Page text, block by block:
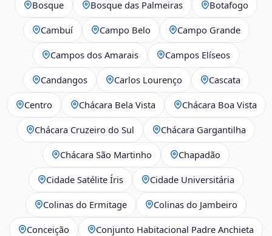
Bosque Bosque das Palmeiras Botafogo
Cambuí Campo Belo Campo Grande
Campos dos Amarais Campos Elíseos
Candangos Carlos Lourenço Cascata
Centro Chácara Bela Vista Chácara Boa Vista
Chácara Cruzeiro do Sul Chácara Gargantilha
Chácara São Martinho Chapadão
Cidade Satélite Íris Cidade Universitária
Colinas do Ermitage Colinas do Jambeiro
Conceição Conjunto Habitacional Padre Anchieta